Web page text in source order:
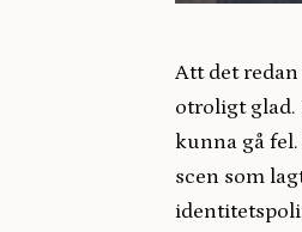
Att det
otroligt glad.
kunna gå
scen som